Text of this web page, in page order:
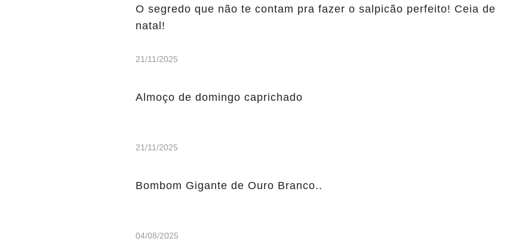
O segredo que não te contam pra fazer o salpicão perfeito! Ceia de
natal!
21/11/2025
Almoço de domingo caprichado
21/11/2025
Bombom Gigante de Ouro Branco..
04/08/2025